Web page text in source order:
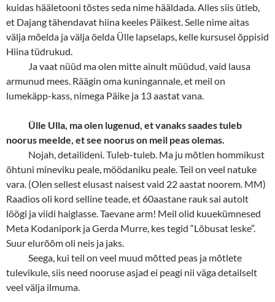
kuidas hääletooni tõstes seda nime hääldada. Alles siis ütleb,
et Dajang tähendavat hiina keeles Päikest. Selle nime aitas
välja mõelda ja välja öelda Ülle lapselaps, kelle kursusel õppisid
Hiina tüdrukud.
Ja vaat nüüd ma olen mitte ainult müüdud, vaid lausa
armunud mees. Räägin oma kuningannale, et meil on
lumekäpp-kass, nimega Päike ja 13 aastat vana.
Ülle Ulla, ma olen lugenud, et vanaks saades tuleb
noorus meelde, et see noorus on meil peas olemas.
Nojah, detailideni. Tuleb-tuleb. Ma ju mõtlen hommikust
õhtuni mineviku peale, möödaniku peale. Teil on veel natuke
vara. (Olen sellest elusast naisest vaid 22 aastat noorem. MM)
Raadios oli kord selline teade, et 60aastane rauk sai autolt
löögi ja viidi haiglasse. Taevane arm! Meil olid kuuekümnesed
Meta Kodanipork ja Gerda Murre, kes tegid “Lõbusat leske”.
Suur elurõõm oli neis ja jaks.
Seega, kui teil on veel muud mõtted peas ja mõtlete
tulevikule, siis need nooruse asjad ei peagi nii väga detailselt
veel välja ilmuma.